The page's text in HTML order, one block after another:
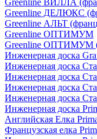
Greenline ВИЛЛА
Greenline ДЕЛЮКС
Greenline АЛЬТ
Greenline ОПТИМУМ
Greenline ОПТИМУМ
Инженерная доска
Инженерная доска
Инженерная доска
Инженерная доска
Инженерная доска
Инженерная доска
Английская Елка
Французская елка